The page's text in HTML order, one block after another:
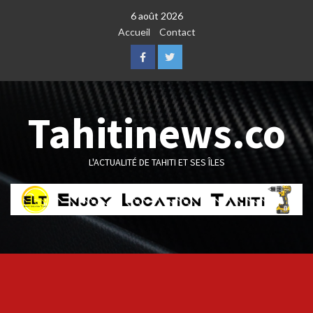
6 août 2026
Accueil
Contact
FacebookTwitter
Tahitinews.co
L'ACTUALITÉ DE TAHITI ET SES ÎLES